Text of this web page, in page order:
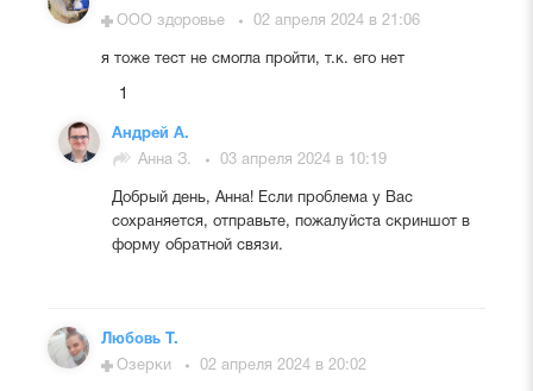
ООО здоровье
02 апреля 2024 в 21:06
я тоже тест не смогла пройти, т.к. его нет
1
Андрей А.
Анна З.
03 апреля 2024 в 10:19
Добрый день, Анна! Если проблема у Вас
сохраняется, отправьте, пожалуйста скриншот в
форму обратной связи.
Любовь Т.
Озерки
02 апреля 2024 в 20:02